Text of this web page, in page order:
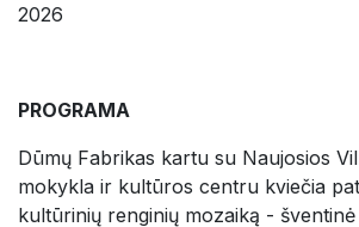
2026
PROGRAMA
Dūmų Fabrikas kartu su Naujosios
mokykla ir kultūros centru kviečia
kultūrinių renginių mozaiką -